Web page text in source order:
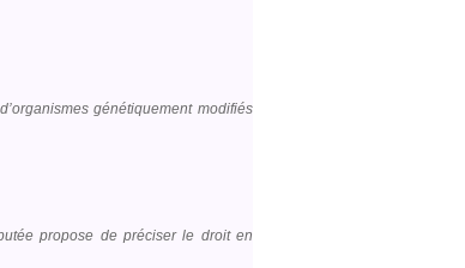
génétiquement modifiés
propose de préciser le droit en